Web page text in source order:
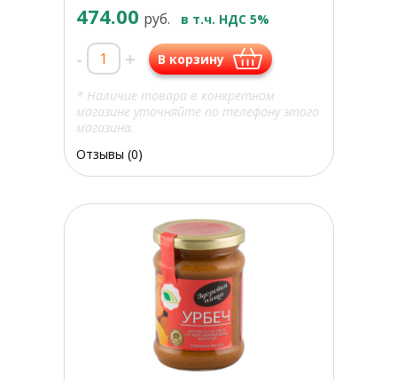
474.00 руб. в т.ч. НДС 5%
- + В корзину
* Наличие товара в конкретном
магазине уточняйте по телефону этого
магазина.
Отзывы (0)